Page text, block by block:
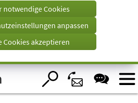
einem
Tab)
notwendige Cookies
anpassen
Cookies akzeptieren